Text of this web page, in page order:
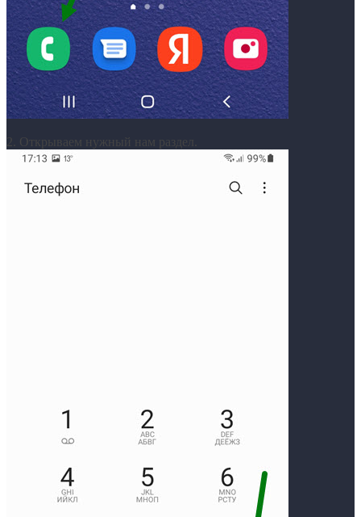
2. Открываем нужный нам раздел.